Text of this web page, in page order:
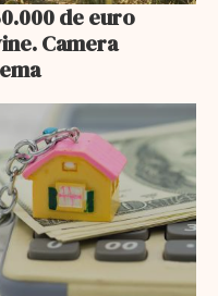
de euro
Camera